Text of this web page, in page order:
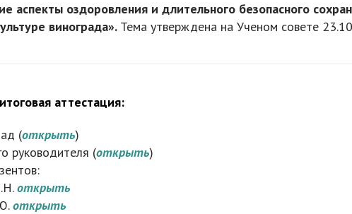
аспекты оздоровления и длительного безопасного
винограда». Тема утверждена на Ученом совете
аттестация:
(открыть)
руководителя (открыть)
открыть
открыть